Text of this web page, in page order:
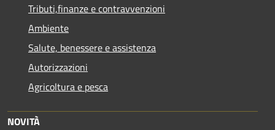
Tributi,finanze e contravvenzioni
Ambiente
Salute, benessere e assistenza
Autorizzazioni
Agricoltura e pesca
NOVITÀ